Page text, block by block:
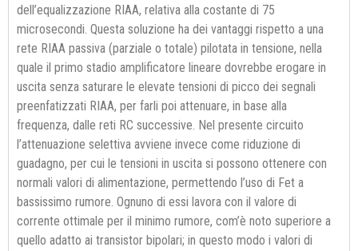
dell’equalizzazione RIAA, relativa alla costante di 75
microsecondi. Questa soluzione ha dei vantaggi rispetto a una
rete RIAA passiva (parziale o totale) pilotata in tensione, nella
quale il primo stadio amplificatore lineare dovrebbe erogare in
uscita senza saturare le elevate tensioni di picco dei segnali
preenfatizzati RIAA, per farli poi attenuare, in base alla
frequenza, dalle reti RC successive. Nel presente circuito
l’attenuazione selettiva avviene invece come riduzione di
guadagno, per cui le tensioni in uscita si possono ottenere con
normali valori di alimentazione, permettendo l’uso di Fet a
bassissimo rumore. Ognuno di essi lavora con il valore di
corrente ottimale per il minimo rumore, com’è noto superiore a
quello adatto ai transistor bipolari; in questo modo i valori di